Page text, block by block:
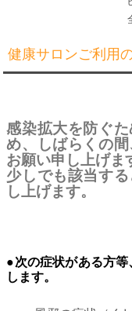
健康サロンご利用
感染拡大を防ぐ
め、しばらくの
お願い申し上げま
少しでも該当す
し上げます。
●次の症状がある方
します。